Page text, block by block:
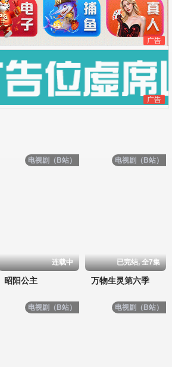
广告
广告
电视剧（B站）
连载中
昭阳公主
电视剧（B站）
已完结, 全7集
万物生灵第六季
电视剧（B站） 电视剧（B站）